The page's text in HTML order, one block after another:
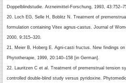
Doppelblindstudie. Arzneimittel-Forschung, 1993,
20. Loch EG, Selle H, Boblitz N. Treatment of
formulation containing Vitex agnus-castus. Journal of
2000, 9:315–320.
21. Meier B, Hoberg E. Agni-casti fructus. New findings
Phytotherapie, 1999, 20:140–158 [in German].
22. Lauritzen C et al. Treatment of premenstrual tension
controlled double-blind study versus pyridoxine.